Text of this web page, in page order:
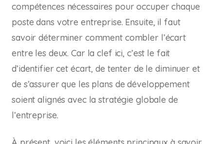
compétences nécessaires pour occuper chaque
poste dans votre entreprise. Ensuite, il faut
savoir déterminer comment combler l’écart
entre les deux. Car la clef ici, c’est le fait
d’identifier cet écart, de tenter de le diminuer et
de s’assurer que les plans de développement
soient alignés avec la stratégie globale de
l’entreprise.